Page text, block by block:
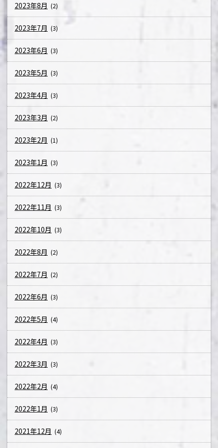
2023年8月 (2)
2023年7月 (3)
2023年6月 (3)
2023年5月 (3)
2023年4月 (3)
2023年3月 (2)
2023年2月 (1)
2023年1月 (3)
2022年12月 (3)
2022年11月 (3)
2022年10月 (3)
2022年8月 (2)
2022年7月 (2)
2022年6月 (3)
2022年5月 (4)
2022年4月 (3)
2022年3月 (3)
2022年2月 (4)
2022年1月 (3)
2021年12月 (4)